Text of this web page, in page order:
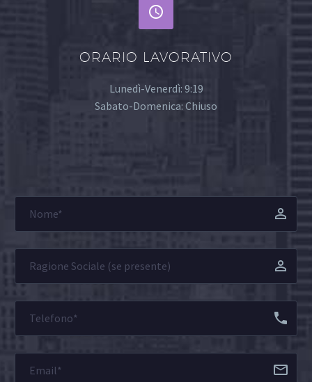


ORARIO LAVORATIVO
Lunedì-Venerdì: 9:19
Sabato-Domenica: Chiuso